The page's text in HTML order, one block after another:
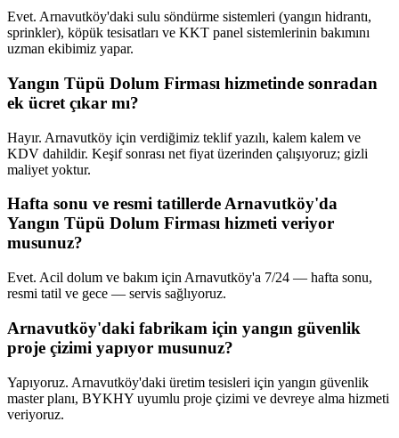
Evet. Arnavutköy'daki sulu söndürme sistemleri (yangın hidrantı,
sprinkler), köpük tesisatları ve KKT panel sistemlerinin bakımını
uzman ekibimiz yapar.
Yangın Tüpü Dolum Firması hizmetinde sonradan
ek ücret çıkar mı?
Hayır. Arnavutköy için verdiğimiz teklif yazılı, kalem kalem ve
KDV dahildir. Keşif sonrası net fiyat üzerinden çalışıyoruz; gizli
maliyet yoktur.
Hafta sonu ve resmi tatillerde Arnavutköy'da
Yangın Tüpü Dolum Firması hizmeti veriyor
musunuz?
Evet. Acil dolum ve bakım için Arnavutköy'a 7/24 — hafta sonu,
resmi tatil ve gece — servis sağlıyoruz.
Arnavutköy'daki fabrikam için yangın güvenlik
proje çizimi yapıyor musunuz?
Yapıyoruz. Arnavutköy'daki üretim tesisleri için yangın güvenlik
master planı, BYKHY uyumlu proje çizimi ve devreye alma hizmeti
veriyoruz.